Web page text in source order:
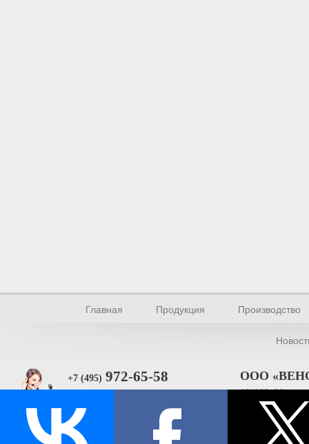
Главная Продукция Производство
+7 (495) 972-65-58 ООО
101000,
ИНН
© Производство уплотнителей и профилей 2026.